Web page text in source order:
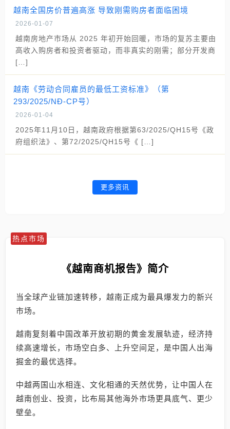
越南全国房价普遍高涨 导致刚需购房者面临困境
2026-01-07
越南房地产市场从 2025 年初开始回暖，市场的复苏主要由
高收入购房者和投资者驱动，而非真实的刚需；部分开发商
[…]
越南《劳动合同雇员的最低工资标准》（第
293/2025/NĐ-CP号）
2026-01-04
2025年11月10日，越南政府根据第63/2025/QH15号《政
府组织法》、第72/2025/QH15号《 […]
更多资讯
热点市场
《越南商机报告》简介
当全球产业链加速转移，越南正成为最具爆发力的新兴
市场。
越南复刻着中国改革开放初期的黄金发展轨迹，经济持
续高速增长，市场空白多、上升空间足，是中国人出海
掘金的最优选择。
中越两国山水相连、文化相通的天然优势，让中国人在
越南创业、投资，比布局其他海外市场更具底气、更少
壁垒。